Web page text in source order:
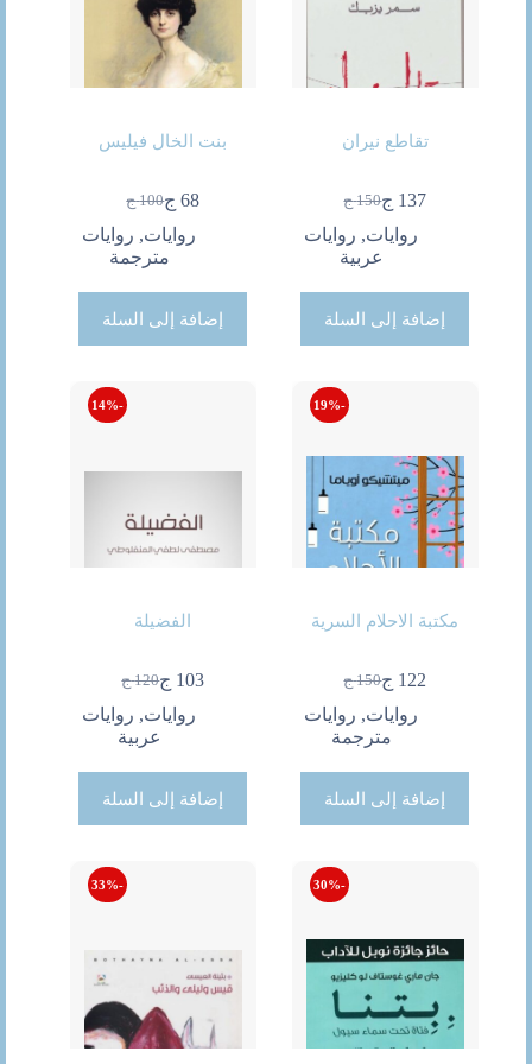
تقاطع نيران
150 ج
السعر
الأصلي
هو:
137 جالسعر
الحالي
هو:
روايات, روايات
عربية
إضافة إلى السلة
بنت الخال فيليس
100 ج
السعر
الأصلي
هو:
68 جالسعر
الحالي
هو:
روايات, روايات
مترجمة
إضافة إلى السلة
-19%
مكتبة الاحلام السرية
150 ج
السعر
الأصلي
هو:
122 جالسعر
الحالي
هو:
روايات, روايات
مترجمة
إضافة إلى السلة
-14%
الفضيلة
120 ج
السعر
الأصلي
هو:
103 جالسعر
الحالي
هو:
روايات, روايات
عربية
إضافة إلى السلة
-30%
-33%